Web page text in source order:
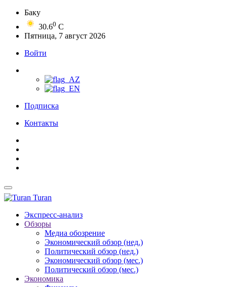
Баку
30.60 C
Пятница, 7 август 2026
Войти
Подписка
Контакты
Turan
Экспресс-анализ
Обзоры
Медиа обозрение
Экономический обзор (нед.)
Политический обзор (нед.)
Экономический обзор (мес.)
Политический обзор (мес.)
Экономика